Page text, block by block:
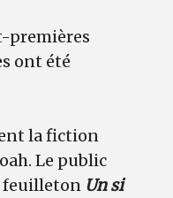
premières
ont été
la fiction
Le public
feuilleton Un si